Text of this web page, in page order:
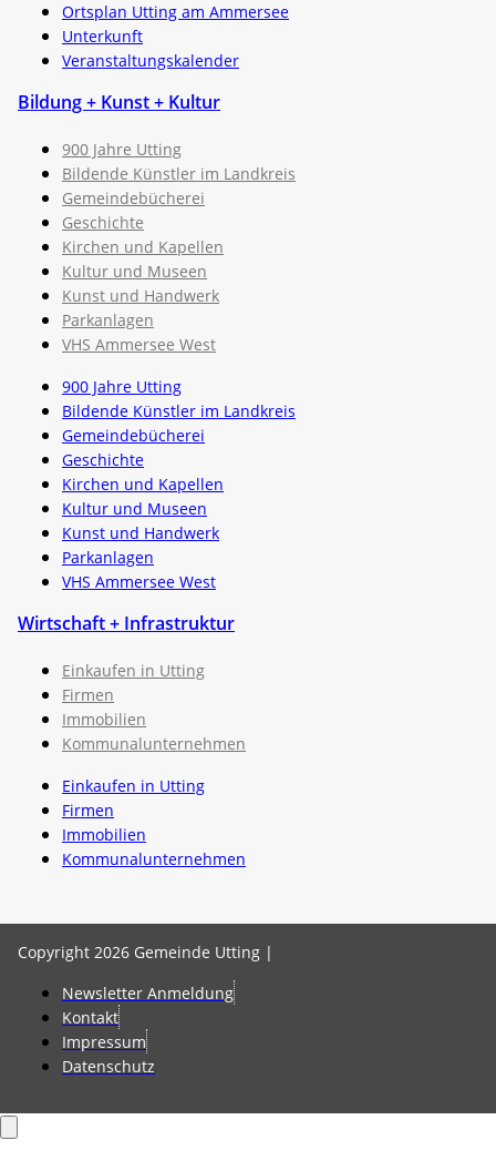
Ortsplan Utting am Ammersee
Unterkunft
Veranstaltungskalender
Bildung + Kunst + Kultur
900 Jahre Utting
Bildende Künstler im Landkreis
Gemeindebücherei
Geschichte
Kirchen und Kapellen
Kultur und Museen
Kunst und Handwerk
Parkanlagen
VHS Ammersee West
900 Jahre Utting
Bildende Künstler im Landkreis
Gemeindebücherei
Geschichte
Kirchen und Kapellen
Kultur und Museen
Kunst und Handwerk
Parkanlagen
VHS Ammersee West
Wirtschaft + Infrastruktur
Einkaufen in Utting
Firmen
Immobilien
Kommunalunternehmen
Einkaufen in Utting
Firmen
Immobilien
Kommunalunternehmen
Copyright 2026 Gemeinde Utting |
Newsletter Anmeldung
Kontakt
Impressum
Datenschutz